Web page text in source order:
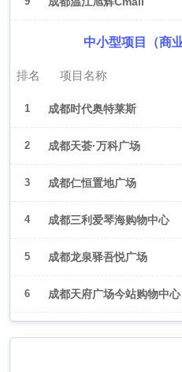
中小型项目（商
排名 项目名称
1 成都时代奥特莱斯
2 成都天荟·万科广场
3 成都仁恒置地广场
4 成都三利爱琴海购物中心
5 成都龙泉驿吾悦广场
6 成都天府广场今站购物中心